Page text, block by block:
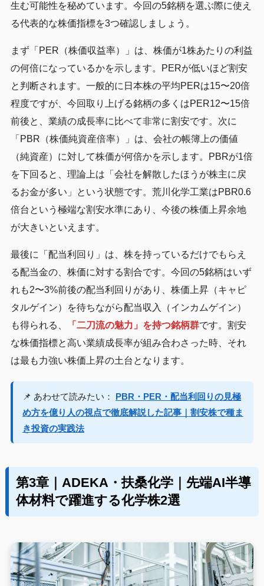
生む可能性を秘めています。今回の5銘柄を選ぶ際に使え
る代表的な株価指標を3つ確認しましょう。
まず「PER（株価収益率）」は、株価が1株あたりの利益
の何倍になっているかを示します。PERが低いほど割安
と判断されます。一般的に日本株の平均PERは15〜20倍
程度ですが、今回取り上げる銘柄の多くはPER12〜15倍
前後と、業績の成長率に比べて非常に割安です。次に
「PBR（株価純資産倍率）」は、会社の帳簿上の価値
（純資産）に対して株価が何倍かを示します。PBRが1倍
を下回ると、理論上は「会社を解散したほうが株主に戻
るお金が多い」という状態です。荒川化学工業はPBR0.6
倍台という極端な割安水準にあり、今後の株価上昇余地
が大きいといえます。
最後に「配当利回り」は、株を持っているだけでもらえ
る配当金の、株価に対する割合です。今回の5銘柄はいず
れも2〜3%前後の配当利回りがあり、株価上昇（キャピ
タルゲイン）を待ちながら配当収入（インカムゲイン）
も得られる、
「二刀流の魅力」を持つ銘柄群です。割安
な株価指標と高い業績成長率が組み合わさった時、それ
は最も力強い株価上昇の土台となります。
📌 あわせて読みたい： PBR・PER・配当利回りの見極
め方を億り人の視点で徹底解説した記事｜割安株で種ま
き投資の実践法
第3章｜ADEKA・扶桑化学｜先端AI半導
体材料で躍進する化学株2選